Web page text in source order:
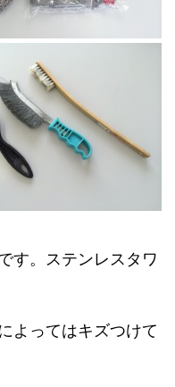
す。ステンレスタワ
よってはキズつけて